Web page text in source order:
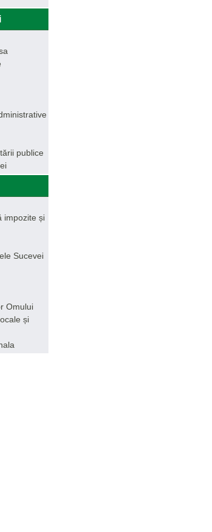
publice
impozite și
Sucevei
Omului
și